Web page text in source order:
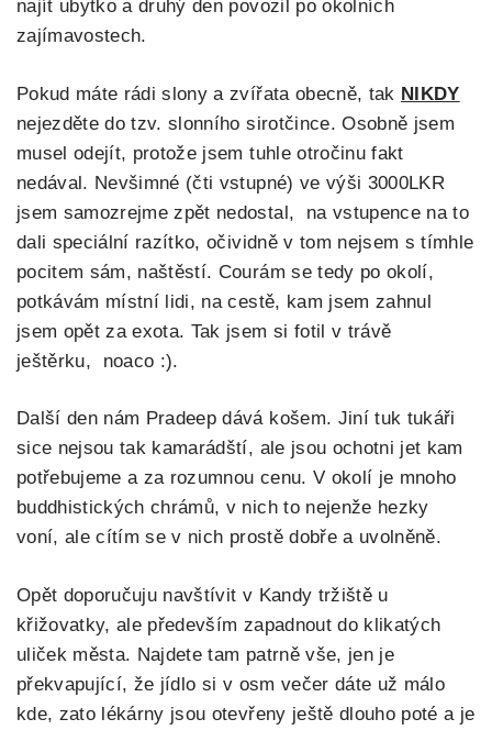
najít ubytko a druhý den povozil po okolních
zajímavostech.
Pokud máte rádi slony a zvířata obecně, tak NIKDY
nejezděte do tzv. slonního sirotčince. Osobně jsem
musel odejít, protože jsem tuhle otročinu fakt
nedával. Nevšimné (čti vstupné) ve výši 3000LKR
jsem samozrejme zpět nedostal, na vstupence na to
dali speciální razítko, očividně v tom nejsem s tímhle
pocitem sám, naštěstí. Courám se tedy po okolí,
potkávám místní lidi, na cestě, kam jsem zahnul
jsem opět za exota. Tak jsem si fotil v trávě
ještěrku, noaco :).
Další den nám Pradeep dává košem. Jiní tuk tukáři
sice nejsou tak kamarádští, ale jsou ochotni jet kam
potřebujeme a za rozumnou cenu. V okolí je mnoho
buddhistických chrámů, v nich to nejenže hezky
voní, ale cítím se v nich prostě dobře a uvolněně.
Opět doporučuju navštívit v Kandy tržiště u
křižovatky, ale především zapadnout do klikatých
uliček města. Najdete tam patrně vše, jen je
překvapující, že jídlo si v osm večer dáte už málo
kde, zato lékárny jsou otevřeny ještě dlouho poté a je